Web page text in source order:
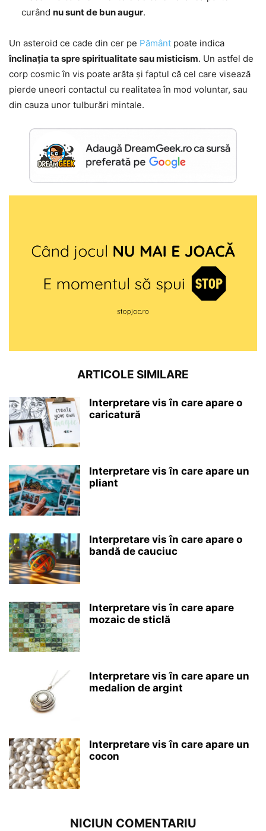
curând nu sunt de bun augur.
Un asteroid ce cade din cer pe Pământ poate indica
înclinația ta spre spiritualitate sau misticism. Un astfel de
corp cosmic în vis poate arăta și faptul că cel care visează
pierde uneori contactul cu realitatea în mod voluntar, sau
din cauza unor tulburări mintale.
ARTICOLE SIMILARE
Interpretare vis în care apare o
caricatură
Interpretare vis în care apare un
pliant
Interpretare vis în care apare o
bandă de cauciuc
Interpretare vis în care apare
mozaic de sticlă
Interpretare vis în care apare un
medalion de argint
Interpretare vis în care apare un
cocon
NICIUN COMENTARIU